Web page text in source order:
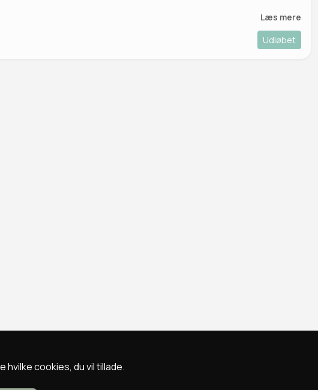
cookies, du vil tillade.
Læs mere
Udløbet